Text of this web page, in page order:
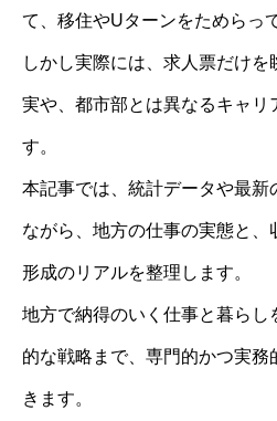
て、移住やUターンをためらっ
しかし実際には、求人票だけを
実や、都市部とは異なるキャリ
す。
本記事では、統計データや最新
ながら、地方の仕事の実態と、
形成のリアルを整理します。
地方で納得のいく仕事と暮らし
的な戦略まで、専門的かつ実務
きます。